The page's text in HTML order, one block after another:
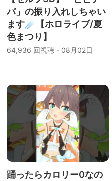
バ」の振り入れしちゃい
ます☄【ホロライブ/夏
色まつり】
64,936 回視聴 - 08月02日
踊ったらカロリー0なの